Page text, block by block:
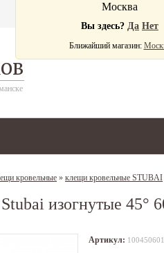
Москва
Вы здесь? Да Нет
Ближайший магазин:
кровельные » клещи кровельные STUBAI
изогнутые 45°
Артикул: 100450601